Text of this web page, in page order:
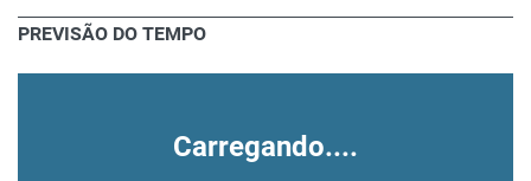
PREVISÃO DO TEMPO
Carregando....